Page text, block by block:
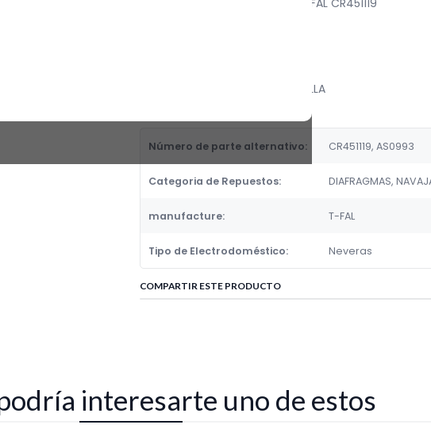
DIAFRAGMA TFAL MAGICLEAN T-FAL CR451119
DIAFRAGMAS, NAVAJAS Y CUCHILLA
Número de parte alternativo: CR451119, AS0993
Categoria de Repuestos: DIAFRAGMAS,
manufacture: T-FAL
Tipo de Electrodoméstico: Neveras
COMPARTIR ESTE PRODUCTO
interesarte uno de estos